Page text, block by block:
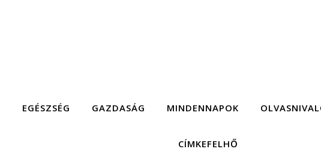
EGÉSZSÉG GAZDASÁG MINDENNAPOK
CÍMKEFELHŐ